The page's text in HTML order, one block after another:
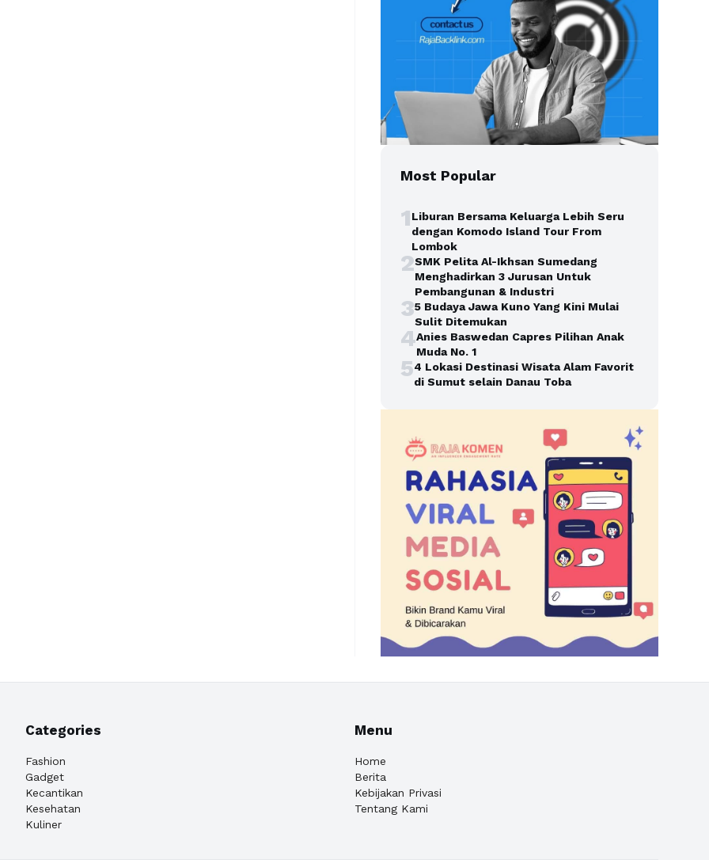
Most Popular
1Liburan Bersama Keluarga Lebih Seru
dengan Komodo Island Tour From
Lombok
2SMK Pelita Al-Ikhsan Sumedang
Menghadirkan 3 Jurusan Untuk
Pembangunan & Industri
35 Budaya Jawa Kuno Yang Kini Mulai
Sulit Ditemukan
4Anies Baswedan Capres Pilihan Anak
Muda No. 1
54 Lokasi Destinasi Wisata Alam Favorit
di Sumut selain Danau Toba
Categories
Fashion
Gadget
Kecantikan
Kesehatan
Kuliner
Menu
Home
Berita
Kebijakan Privasi
Tentang Kami